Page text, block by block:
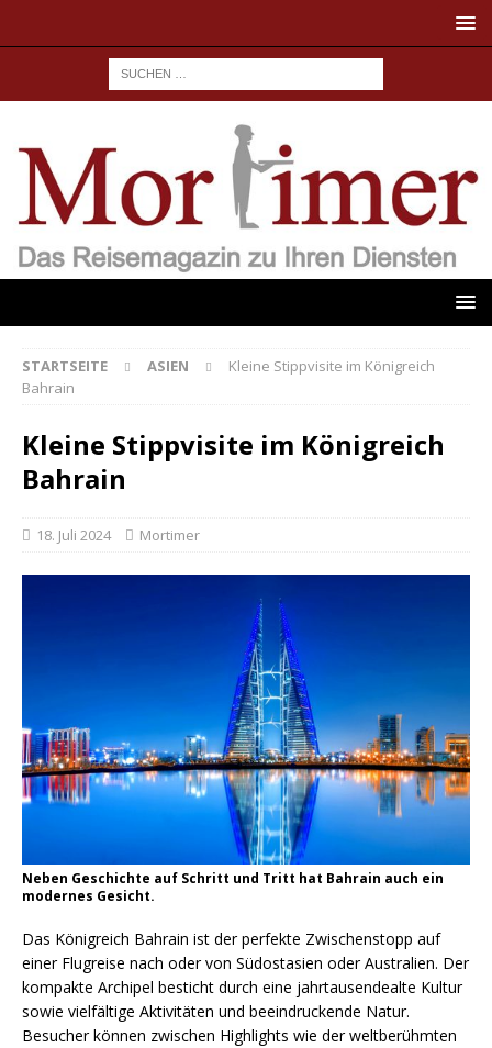
STARTSEITE ASIEN
Kleine Stippvisite im Königreich
Bahrain
Kleine Stippvisite im Königreich
Bahrain
18. Juli 2024 Mortimer
Neben Geschichte auf Schritt und Tritt hat Bahrain auch ein
modernes Gesicht.
Das Königreich Bahrain ist der perfekte Zwischenstopp auf
einer Flugreise nach oder von Südostasien oder Australien. Der
kompakte Archipel besticht durch eine jahrtausendealte Kultur
sowie vielfältige Aktivitäten und beeindruckende Natur.
Besucher können zwischen Highlights wie der weltberühmten